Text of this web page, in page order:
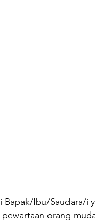
Bapak/Ibu/Saudara/i
pewartaan orang